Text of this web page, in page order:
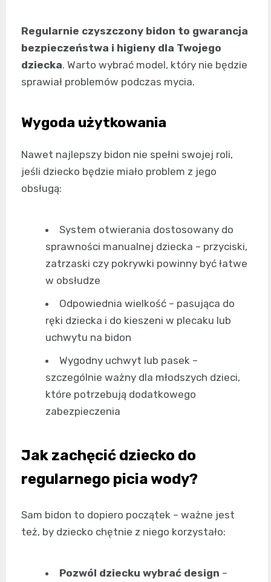
Regularnie czyszczony bidon to gwarancja
bezpieczeństwa i higieny dla Twojego
dziecka. Warto wybrać model, który nie będzie
sprawiał problemów podczas mycia.
Wygoda użytkowania
Nawet najlepszy bidon nie spełni swojej roli,
jeśli dziecko będzie miało problem z jego
obsługą:
System otwierania dostosowany do
sprawności manualnej dziecka – przyciski,
zatrzaski czy pokrywki powinny być łatwe
w obsłudze
Odpowiednia wielkość – pasująca do
ręki dziecka i do kieszeni w plecaku lub
uchwytu na bidon
Wygodny uchwyt lub pasek –
szczególnie ważny dla młodszych dzieci,
które potrzebują dodatkowego
zabezpieczenia
Jak zachęcić dziecko do
regularnego picia wody?
Sam bidon to dopiero początek – ważne jest
też, by dziecko chętnie z niego korzystało:
Pozwól dziecku wybrać design –